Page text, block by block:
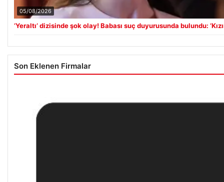
05/08/2026
‘Yeraltı’ dizisinde şok olay! Babası suç duyurusunda bulundu:
Son Eklenen Firmalar